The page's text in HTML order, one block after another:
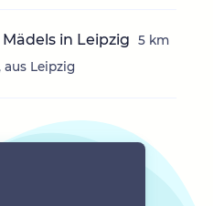
in Leipzig
aus Leipzig
5 km